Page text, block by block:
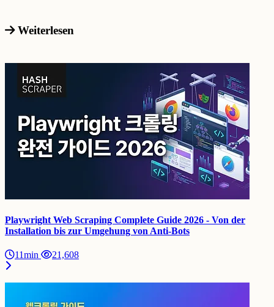
Weiterlesen
Playwright Web Scraping Complete Guide 2026 - Von der
Installation bis zur Umgehung von Anti-Bots
11min 21,608